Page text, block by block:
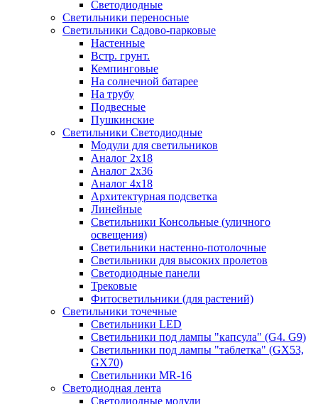
Светодиодные
Светильники переносные
Светильники Садово-парковые
Настенные
Встр. грунт.
Кемпинговые
На солнечной батарее
На трубу
Подвесные
Пушкинские
Светильники Светодиодные
Модули для светильников
Аналог 2х18
Аналог 2х36
Аналог 4х18
Архитектурная подсветка
Линейные
Светильники Консольные (уличного
освещения)
Светильники настенно-потолочные
Светильники для высоких пролетов
Светодиодные панели
Трековые
Фитосветильники (для растений)
Светильники точечные
Светильники LED
Светильники под лампы "капсула" (G4. G9)
Светильники под лампы "таблетка" (GX53,
GX70)
Светильники MR-16
Светодиодная лента
Светодиодные модули